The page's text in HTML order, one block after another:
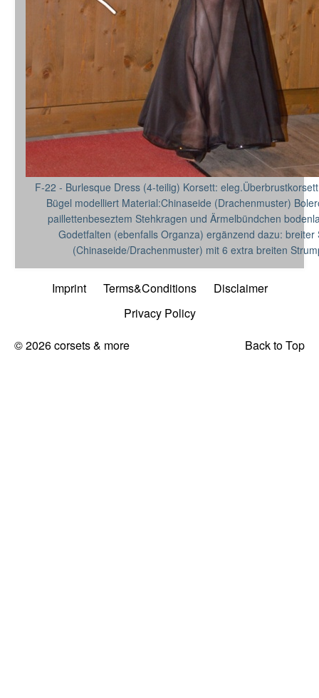
F-22 - Burlesque Dress (4-teilig) Korsett:
Bügel modelliert Material:Chinaseide (Drachenmuster)
paillettenbeseztem Stehkragen und Ärmelbündchen
Godetfalten (ebenfalls Organza) ergänzend dazu: breiter
(Chinaseide/Drachenmuster) mit 6 extra breiten
Imprint Terms&Conditions
Disclaimer
Privacy Policy
Back to Top
© 2026 corsets & more